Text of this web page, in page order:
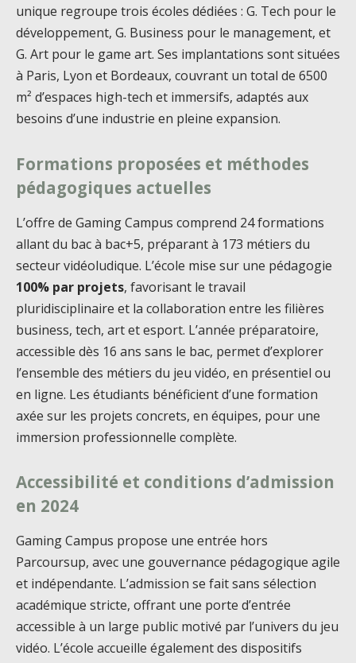
unique regroupe trois écoles dédiées : G. Tech pour le
développement, G. Business pour le management, et
G. Art pour le game art. Ses implantations sont situées
à Paris, Lyon et Bordeaux, couvrant un total de 6500
m² d’espaces high-tech et immersifs, adaptés aux
besoins d’une industrie en pleine expansion.
Formations proposées et méthodes
pédagogiques actuelles
L’offre de Gaming Campus comprend 24 formations
allant du bac à bac+5, préparant à 173 métiers du
secteur vidéoludique. L’école mise sur une pédagogie
100% par projets, favorisant le travail
pluridisciplinaire et la collaboration entre les filières
business, tech, art et esport. L’année préparatoire,
accessible dès 16 ans sans le bac, permet d’explorer
l’ensemble des métiers du jeu vidéo, en présentiel ou
en ligne. Les étudiants bénéficient d’une formation
axée sur les projets concrets, en équipes, pour une
immersion professionnelle complète.
Accessibilité et conditions d’admission
en 2024
Gaming Campus propose une entrée hors
Parcoursup, avec une gouvernance pédagogique agile
et indépendante. L’admission se fait sans sélection
académique stricte, offrant une porte d’entrée
accessible à un large public motivé par l’univers du jeu
vidéo. L’école accueille également des dispositifs